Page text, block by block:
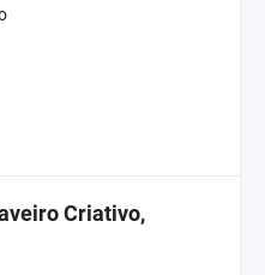
Criativo,